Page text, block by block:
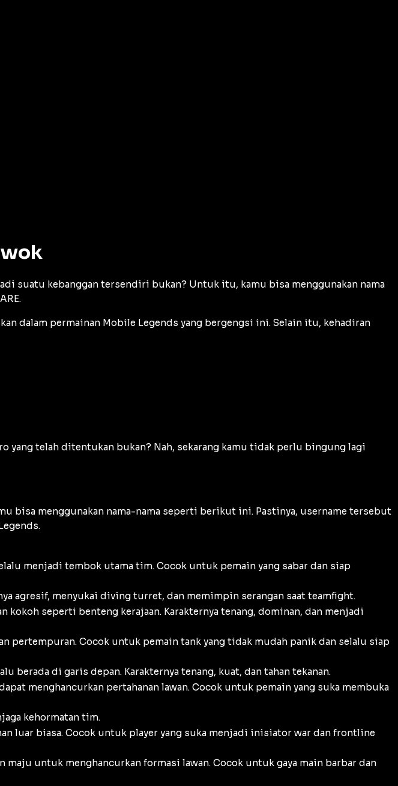
suatu kebanggan tersendiri bukan? Untuk itu, kamu bisa menggunakan nama
dalam permainan Mobile Legends yang bergengsi ini. Selain itu, kehadiran
yang telah ditentukan bukan? Nah, sekarang kamu tidak perlu bingung lagi
bisa menggunakan nama-nama seperti berikut ini. Pastinya, username tersebut
menjadi tembok utama tim. Cocok untuk pemain yang sabar dan siap
agresif, menyukai diving turret, dan memimpin serangan saat teamfight.
kokoh seperti benteng kerajaan. Karakternya tenang, dominan, dan menjadi
pertempuran. Cocok untuk pemain tank yang tidak mudah panik dan selalu siap
berada di garis depan. Karakternya tenang, kuat, dan tahan tekanan.
menghancurkan pertahanan lawan. Cocok untuk pemain yang suka membuka
kehormatan tim.
luar biasa. Cocok untuk player yang suka menjadi inisiator war dan frontline
maju untuk menghancurkan formasi lawan. Cocok untuk gaya main barbar dan